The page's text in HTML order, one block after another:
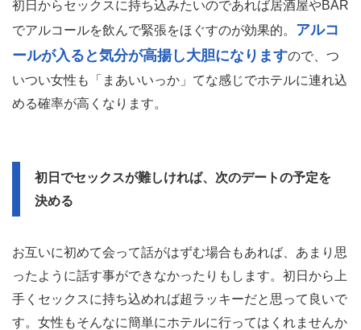
初日からセックスに持ち込みたいのであれば居酒屋やBAR
でアルコールを飲んで緊張をほぐすのが効果的。 アルコ
ールが入ると気分が高揚し大胆になりますので、つ
いつい女性も「まあいいっか」てな感じでホテルに連れ込
める確率が高くなります。
初日でセックスが難しければ、次のデートの予定を
決める
お互いに初めて会って話がはずむ場合もあれば、あまり思
ったように話す事ができなかったりもします。初日から上
手くセックスに持ち込めれば超ラッキーだと思って良いで
す。女性もそんなに簡単にホテルに行ってはくれませんか